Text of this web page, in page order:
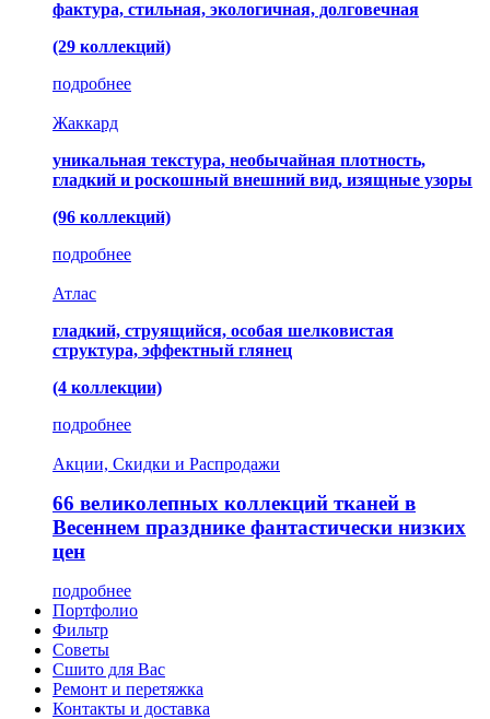
фактура, стильная, экологичная, долговечная
(29 коллекций)
подробнее
Жаккард
уникальная текстура, необычайная плотность,
гладкий и роскошный внешний вид, изящные узоры
(96 коллекций)
подробнее
Атлас
гладкий, струящийся, особая шелковистая
структура, эффектный глянец
(4 коллекции)
подробнее
Акции, Скидки и Распродажи
66 великолепных коллекций тканей в
Весеннем празднике фантастически низких
цен
подробнее
Портфолио
Фильтр
Советы
Сшито для Вас
Ремонт и перетяжка
Контакты и доставка